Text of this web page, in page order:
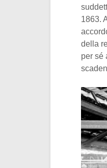
1863.
della
per sé